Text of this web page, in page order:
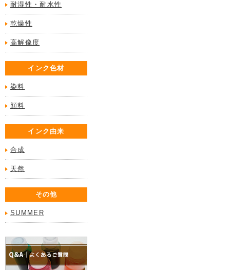
耐湿性・耐水性
乾燥性
高解像度
インク色材
染料
顔料
インク由来
合成
天然
その他
SUMMER